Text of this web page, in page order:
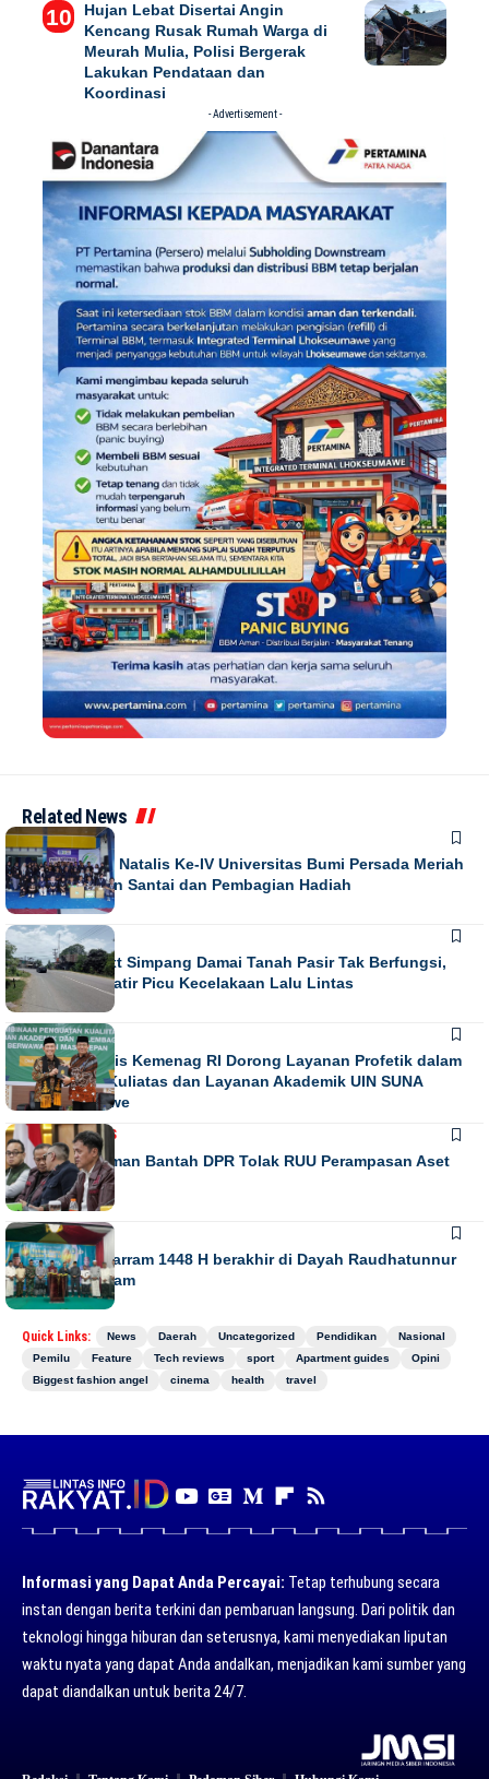
Hujan Lebat Disertai Angin
Kencang Rusak Rumah Warga di
Meurah Mulia, Polisi Bergerak
Lakukan Pendataan dan
Koordinasi
- Advertisement -
Related News
NEWS
Puncak Dies Natalis Ke-IV Universitas Bumi Persada Meriah
dengan Jalan Santai dan Pembagian Hadiah
NEWS
Running Text Simpang Damai Tanah Pasir Tak Berfungsi,
Warga Khawatir Picu Kecelakaan Lalu Lintas
NEWS
Direktur Diktis Kemenag RI Dorong Layanan Profetik dalam
Penguatan Kuliatas dan Layanan Akademik UIN SUNA
Lhokseumawe
NASIONALNEWS
Habiburokhman Bantah DPR Tolak RUU Perampasan Aset
NEWS
Gebyar Muharram 1448 H berakhir di Dayah Raudhatunnur
Alharuni Nisam
Quick Links: News Daerah Uncategorized Pendidikan
Nasional
Pemilu
Feature Tech reviews sport Apartment guides
Opini
Biggest fashion angel
cinema health travel
Informasi yang Dapat Anda Percayai: Tetap terhubung secara
instan dengan berita terkini dan pembaruan langsung. Dari politik dan
teknologi hingga hiburan dan seterusnya, kami menyediakan liputan
waktu nyata yang dapat Anda andalkan, menjadikan kami sumber yang
dapat diandalkan untuk berita 24/7.